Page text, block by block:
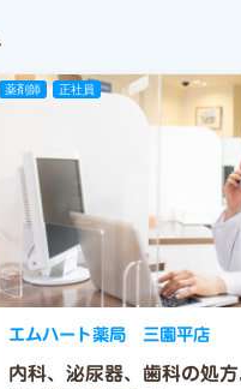
薬剤師 正社員
内科、泌尿器、歯科の処
エムハート薬局 三園平店